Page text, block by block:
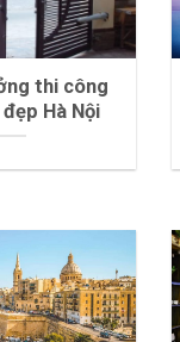
thi công
Hà Nội